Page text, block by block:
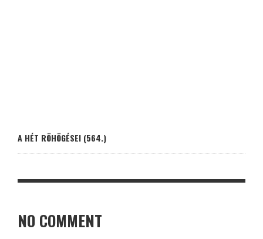
A HÉT RÖHÖGÉSEI (564.)
NO COMMENT